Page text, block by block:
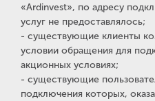
«Ardinvest», по адресу
услуг не предоставлялось;
- существующие клиенты
условии обращения для
акционных условиях;
- существующие
подключения которых,